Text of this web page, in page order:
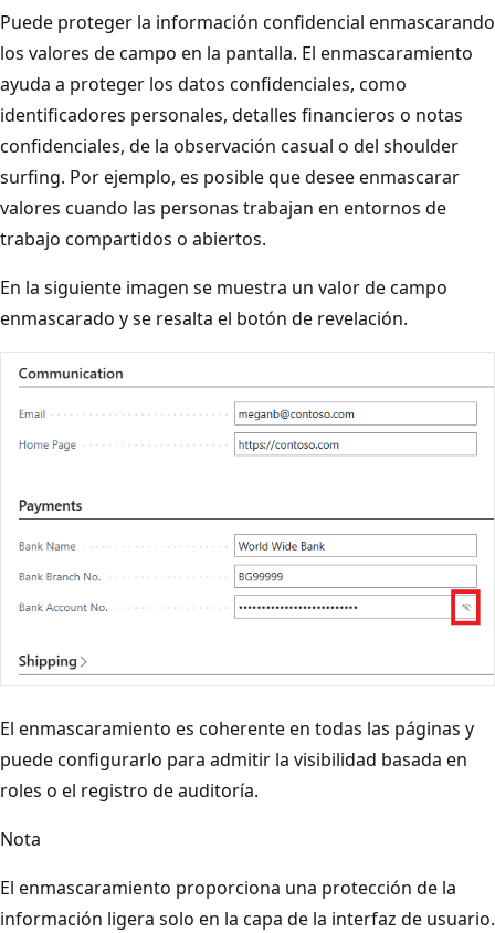
Puede proteger la información confidencial enmascarando
los valores de campo en la pantalla. El enmascaramiento
ayuda a proteger los datos confidenciales, como
identificadores personales, detalles financieros o notas
confidenciales, de la observación casual o del shoulder
surfing. Por ejemplo, es posible que desee enmascarar
valores cuando las personas trabajan en entornos de
trabajo compartidos o abiertos.
En la siguiente imagen se muestra un valor de campo
enmascarado y se resalta el botón de revelación.
El enmascaramiento es coherente en todas las páginas y
puede configurarlo para admitir la visibilidad basada en
roles o el registro de auditoría.
Nota
El enmascaramiento proporciona una protección de la
información ligera solo en la capa de la interfaz de usuario.